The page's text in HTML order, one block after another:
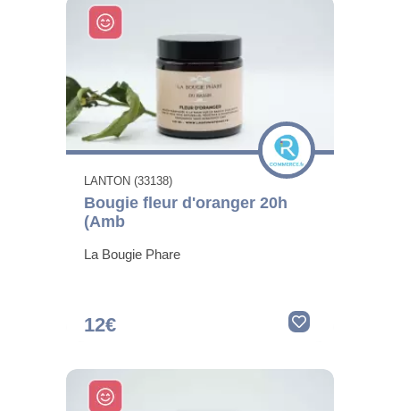
LANTON (33138)
Bougie fleur d'oranger 20h
(Amb
La Bougie Phare
12€